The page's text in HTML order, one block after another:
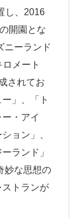
し、2016
開園とな
ニーランド
メート
されてお
」、「ト
・アイ
ョン」、
ランド」
妙な思想の
トランが